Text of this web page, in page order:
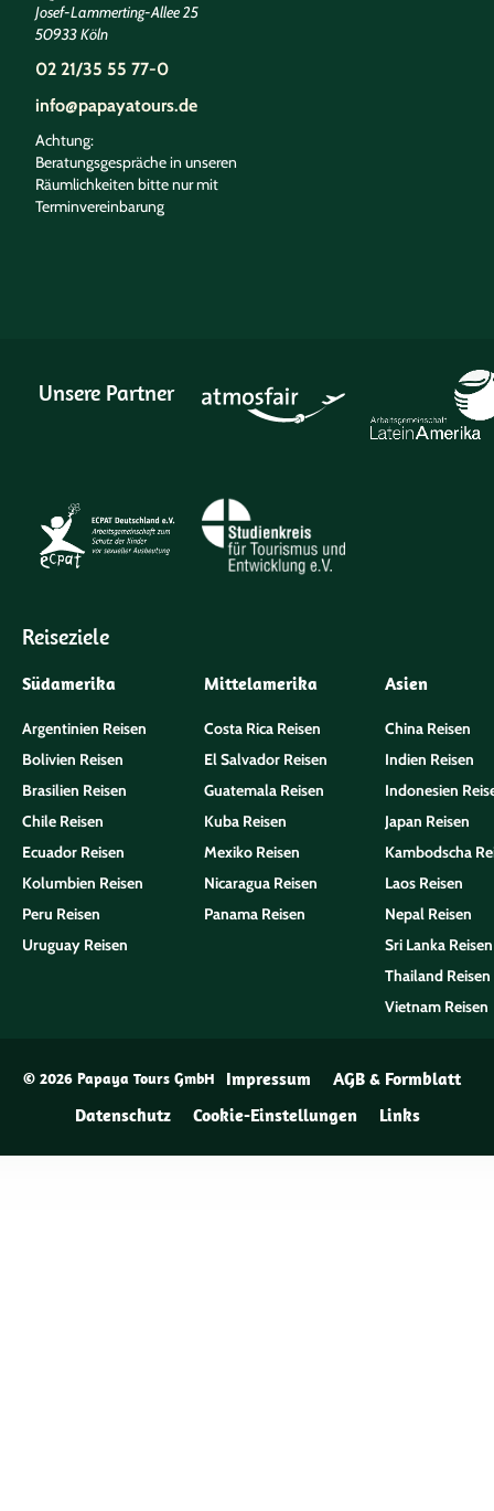
Josef-Lammerting-Allee 25
50933 Köln
02 21/35 55 77-0
info@papayatours.de
Achtung:
Beratungsgespräche in unseren
Räumlichkeiten bitte nur mit
Terminvereinbarung
Unsere Partner
Reiseziele
Südamerika
Argentinien Reisen
Bolivien Reisen
Brasilien Reisen
Chile Reisen
Ecuador Reisen
Kolumbien Reisen
Peru Reisen
Uruguay Reisen
Mittelamerika
Costa Rica Reisen
El Salvador Reisen
Guatemala Reisen
Kuba Reisen
Mexiko Reisen
Nicaragua Reisen
Panama Reisen
Asien
China Reisen
Indien Reisen
Indonesien
Japan Reisen
Kambodscha
Laos Reisen
Nepal Reisen
Sri Lanka Reisen
Thailand Reisen
Vietnam Reisen
© 2026 Papaya Tours GmbH Impressum
AGB & Formblatt
Datenschutz
Cookie-Einstellungen Links